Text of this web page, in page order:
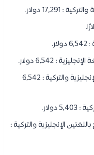
17,291 دولار.
: 6,542 دولار.
هندسة الكمبيوتر، متاحة باللغتين الإنجليزية والتركية : 6,542
دولار.
الإنجليزية والتركية :